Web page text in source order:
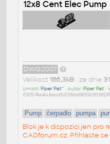
12x8 Cent Elec Pump
DWG2007
Velikost 186,3kB• ze dne
Umístil: Piper Pat^ • Autor: Piper Pat•
Pump čerpadlo pumpa
Blok je k dispozici jen pro
CADforum.cz. Přihlaste se